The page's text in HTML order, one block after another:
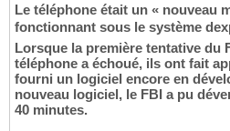
Le téléphone était un « nouveau
fonctionnant sous le système
Lorsque la première tentative du
téléphone a échoué, ils ont fait
fourni un logiciel encore en
nouveau logiciel, le FBI a pu
40 minutes.